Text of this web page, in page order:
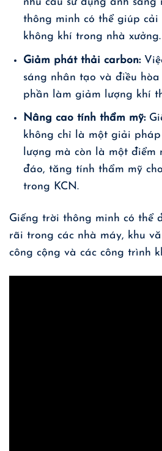
thông minh có thể giúp cải
không khí trong nhà xưởng.
Giảm phát thải carbon:
sáng nhân tạo và điều
phần làm giảm lượng khí
Nâng cao tính thẩm mỹ:
không chỉ là một giải
lượng mà còn là một điểm
đáo, tăng tính thẩm mỹ
trong KCN.
Giếng trời thông minh có thể
rãi trong các nhà máy, khu
công cộng và các công trình